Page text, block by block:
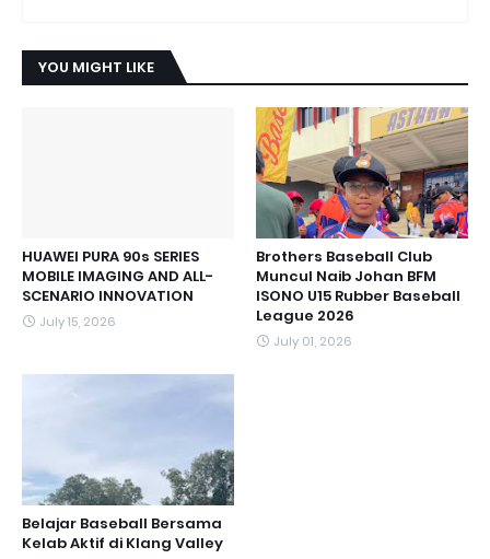
YOU MIGHT LIKE
HUAWEI PURA 90s SERIES
MOBILE IMAGING AND ALL-
SCENARIO INNOVATION
July 15, 2026
Brothers Baseball Club
Muncul Naib Johan BFM
ISONO U15 Rubber Baseball
League 2026
July 01, 2026
Belajar Baseball Bersama
Kelab Aktif di Klang Valley